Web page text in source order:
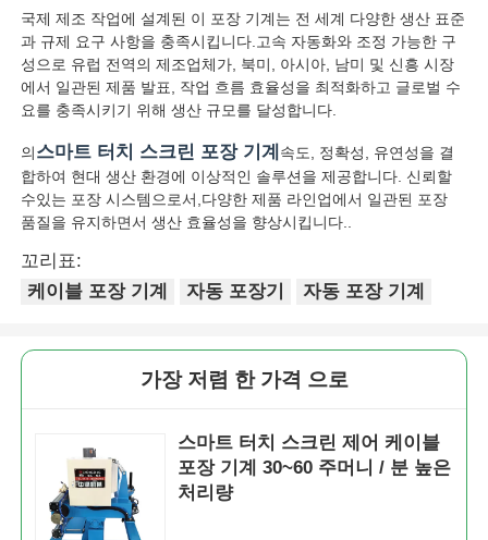
이중 트위스트 스트랜딩 머신
기갑 기계
포장기
싱글 트위스트 기계
케이블링 머신
페어 트위스트 머신
되감기 기계
국제 제조 작업에 설계된 이 포장 기계는 전 세계 다양한 생산 표준
과 규제 요구 사항을 충족시킵니다.고속 자동화와 조정 가능한 구
성으로 유럽 전역의 제조업체가, 북미, 아시아, 남미 및 신흥 시장
에서 일관된 제품 발표, 작업 흐름 효율성을 최적화하고 글로벌 수
요를 충족시키기 위해 생산 규모를 달성합니다.
의스마트 터치 스크린 포장 기계 속도, 정확성, 유연성을 결
합하여 현대 생산 환경에 이상적인 솔루션을 제공합니다. 신뢰할
수있는 포장 시스템으로서,다양한 제품 라인업에서 일관된 포장
품질을 유지하면서 생산 효율성을 향상시킵니다..
꼬리표:
케이블 포장 기계
자동 포장기 자동 포장 기계
가장 저렴 한 가격 으로
스마트 터치 스크린 제어 케이블
포장 기계 30~60 주머니 / 분 높은
처리량